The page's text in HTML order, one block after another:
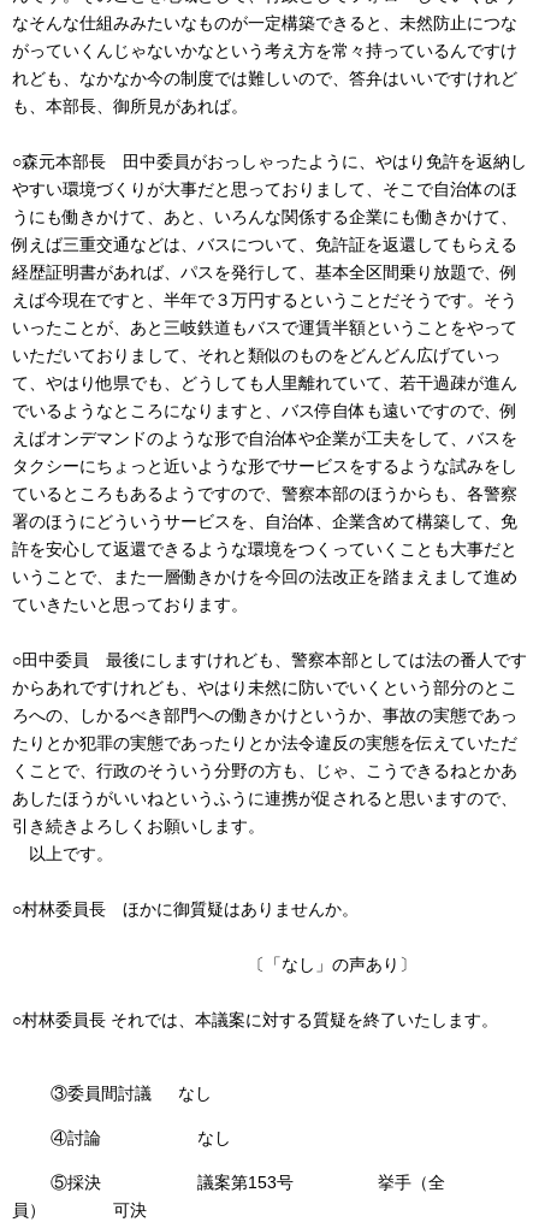
なそんな仕組みみたいなものが一定構築できると、未然防止につな
がっていくんじゃないかなという考え方を常々持っているんですけ
れども、なかなか今の制度では難しいので、答弁はいいですけれど
も、本部長、御所見があれば。
○森元本部長 田中委員がおっしゃったように、やはり免許を返納し
やすい環境づくりが大事だと思っておりまして、そこで自治体のほ
うにも働きかけて、あと、いろんな関係する企業にも働きかけて、
例えば三重交通などは、バスについて、免許証を返還してもらえる
経歴証明書があれば、パスを発行して、基本全区間乗り放題で、例
えば今現在ですと、半年で３万円するということだそうです。そう
いったことが、あと三岐鉄道もバスで運賃半額ということをやって
いただいておりまして、それと類似のものをどんどん広げていっ
て、やはり他県でも、どうしても人里離れていて、若干過疎が進ん
でいるようなところになりますと、バス停自体も遠いですので、例
えばオンデマンドのような形で自治体や企業が工夫をして、バスを
タクシーにちょっと近いような形でサービスをするような試みをし
ているところもあるようですので、警察本部のほうからも、各警察
署のほうにどういうサービスを、自治体、企業含めて構築して、免
許を安心して返還できるような環境をつくっていくことも大事だと
いうことで、また一層働きかけを今回の法改正を踏まえまして進め
ていきたいと思っております。
○田中委員 最後にしますけれども、警察本部としては法の番人です
からあれですけれども、やはり未然に防いでいくという部分のとこ
ろへの、しかるべき部門への働きかけというか、事故の実態であっ
たりとか犯罪の実態であったりとか法令違反の実態を伝えていただ
くことで、行政のそういう分野の方も、じゃ、こうできるねとかあ
あしたほうがいいねというふうに連携が促されると思いますので、
引き続きよろしくお願いします。
以上です。
○村林委員長 ほかに御質疑はありませんか。
〔「なし」の声あり〕
○村林委員長 それでは、本議案に対する質疑を終了いたします。
③委員間討議 なし
④討論 なし
⑤採決 議案第153号 挙手（全
員） 可決